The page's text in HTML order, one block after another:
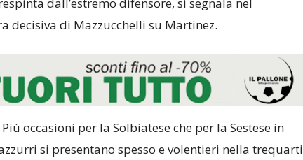
dall’estremo difensore, si segnala nel
decisiva di Mazzucchelli su Martinez.
Più occasioni per la Solbiatese che per la Sestese in
si presentano spesso e volentieri nella trequarti